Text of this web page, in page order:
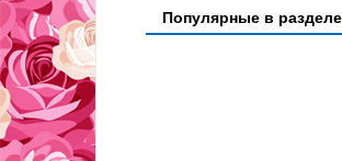
Популярные в разделе